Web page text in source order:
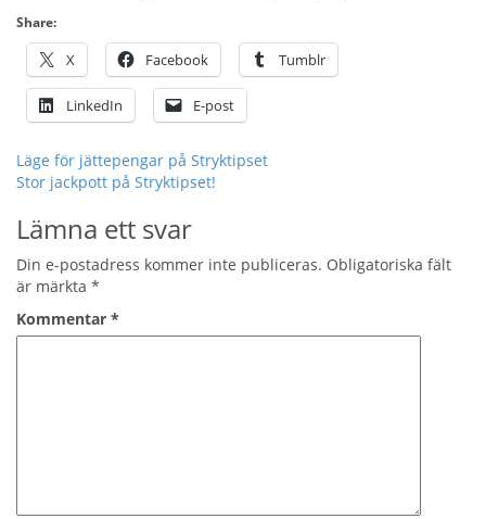
Share:
X Facebook Tumblr
LinkedIn E-post
Inläggsnavigering
Läge för jättepengar på Stryktipset
Stor jackpott på Stryktipset!
Lämna ett svar
Din e-postadress kommer inte publiceras. Obligatoriska fält
är märkta *
Kommentar *